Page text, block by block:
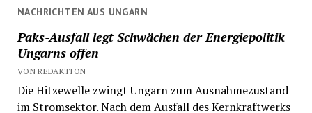
NACHRICHTEN AUS UNGARN
Paks-Ausfall legt Schwächen der Energiepolitik
Ungarns offen
VON REDAKTION
Die Hitzewelle zwingt Ungarn zum Ausnahmezustand
im Stromsektor. Nach dem Ausfall des Kernkraftwerks